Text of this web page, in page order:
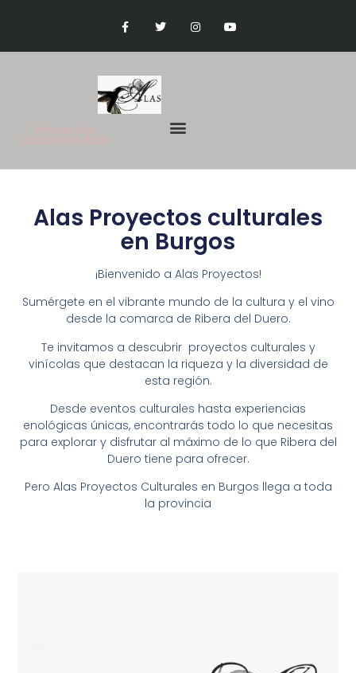
Proyectos
culturales Alas
Alas Proyectos culturales
en Burgos
¡Bienvenido a Alas Proyectos!
Sumérgete en el vibrante mundo de la cultura y el vino
desde la comarca de Ribera del Duero.
Te invitamos a descubrir proyectos culturales y
vinícolas que destacan la riqueza y la diversidad de
esta región.
Desde eventos culturales hasta experiencias
enológicas únicas, encontrarás todo lo que necesitas
para explorar y disfrutar al máximo de lo que Ribera del
Duero tiene para ofrecer.
Pero Alas Proyectos Culturales en Burgos llega a toda
la provincia